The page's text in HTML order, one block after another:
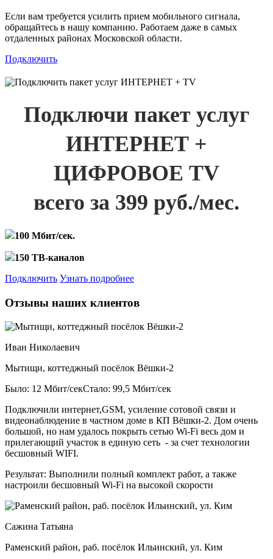
Если вам требуется усилить прием мобильного сигнала,
обращайтесь в нашу компанию. Работаем даже в самых
отдаленных районах Московской области.
Подключить
Подключи пакет услуг
ИНТЕРНЕТ +
ЦИФРОВОЕ TV
всего за 399 руб./мес.
100 Мбит/сек.
150 ТВ-каналов
Подключить Узнать подробнее
Отзывы наших клиентов
Иван Николаевич
Мытищи, коттеджный посёлок Вёшки-2
Было: 12 Мбит/секСтало: 99,5 Мбит/сек
Подключили интернет,GSM, усиление сотовой связи и
видеонаблюдение в частном доме в КП Вёшки-2. Дом очень
большой, но нам удалось покрыть сетью Wi-Fi весь дом и
прилегающий участок в единую сеть - за счет технологии
бесшовный WIFI.
Результат: Выполнили полный комплект работ, а также
настроили бесшовный Wi-Fi на высокой скорости
Сажина Татьяна
Раменский район, раб. посёлок Ильинский, ул. Ким